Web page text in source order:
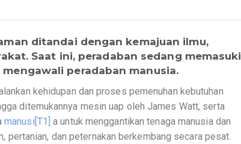
ditandai dengan kemajuan ilmu,
Saat ini, peradaban sedang memasuki
peradaban manusia.
kehidupan dan proses pemenuhan kebutuhan
ditemukannya mesin uap oleh James Watt, serta
manusi[T1] a untuk menggantikan tenaga manusia dan
dan peternakan berkembang secara pesat.